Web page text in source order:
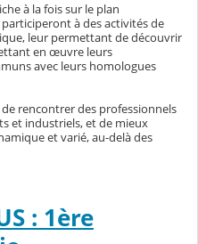
à la fois sur le plan
à des activités de
leur permettant de découvrir
en œuvre leurs
avec leurs homologues
de rencontrer des professionnels
et industriels, et de mieux
et varié, au-delà des
: 1ère